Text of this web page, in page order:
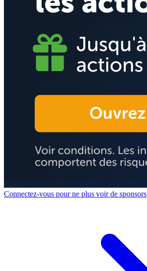
Connectez-vous pour ne plus voir de sponsors